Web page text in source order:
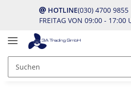
HOTLINE(030) 4700
FREITAG VON 09:00 - 17:00